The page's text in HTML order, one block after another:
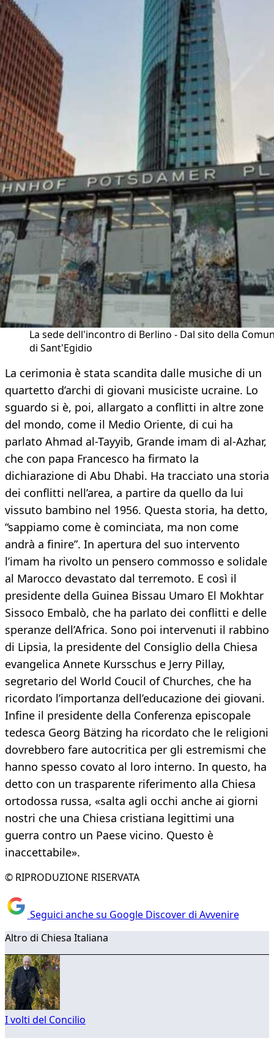
La sede dell'incontro di Berlino - Dal sito della
di Sant'Egidio
La cerimonia è stata scandita dalle musiche di un
quartetto d’archi di giovani musiciste ucraine. Lo
sguardo si è, poi, allargato a conflitti in altre zone
del mondo, come il Medio Oriente, di cui ha
parlato Ahmad al-Tayyib, Grande imam di al-Azhar,
che con papa Francesco ha firmato la
dichiarazione di Abu Dhabi. Ha tracciato una storia
dei conflitti nell’area, a partire da quello da lui
vissuto bambino nel 1956. Questa storia, ha detto,
“sappiamo come è cominciata, ma non come
andrà a finire”. In apertura del suo intervento
l’imam ha rivolto un pensero commosso e solidale
al Marocco devastato dal terremoto. E così il
presidente della Guinea Bissau Umaro El Mokhtar
Sissoco Embalò, che ha parlato dei conflitti e delle
speranze dell’Africa. Sono poi intervenuti il rabbino
di Lipsia, la presidente del Consiglio della Chiesa
evangelica Annete Kursschus e Jerry Pillay,
segretario del World Coucil of Churches, che ha
ricordato l’importanza dell’educazione dei giovani.
Infine il presidente della Conferenza episcopale
tedesca Georg Bätzing ha ricordato che le religioni
dovrebbero fare autocritica per gli estremismi che
hanno spesso covato al loro interno. In questo, ha
detto con un trasparente riferimento alla Chiesa
ortodossa russa, «salta agli occhi anche ai giorni
nostri che una Chiesa cristiana legittimi una
guerra contro un Paese vicino. Questo è
inaccettabile».
© RIPRODUZIONE RISERVATA
Seguici anche su Google Discover di Avvenire
Altro di Chiesa Italiana
I volti del Concilio